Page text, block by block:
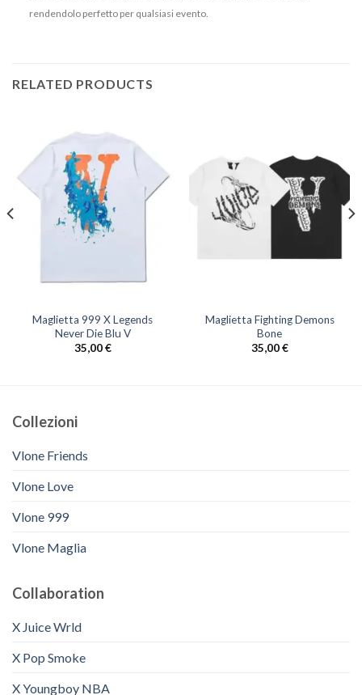
rendendolo perfetto per qualsiasi evento.
RELATED PRODUCTS
Maglietta 999 X Legends
Never Die Blu V
35,00€
Maglietta Fighting Demons
Bone
35,00€
Collezioni
Vlone Friends
Vlone Love
Vlone 999
Vlone Maglia
Collaboration
X Juice Wrld
X Pop Smoke
X Youngboy NBA